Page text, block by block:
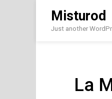
content
Misturod
Just another
La